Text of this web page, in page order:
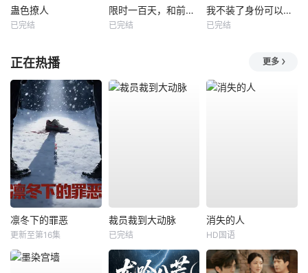
蛊色撩人
已完结
限时一百天，和前夫谈恋爱
已完结
我不装了身份可以偷走那我的病例呢
已完结
正在热播 更多
凛冬下的罪恶
更新至第16集
裁员裁到大动脉
已完结
消失的人
HD国语